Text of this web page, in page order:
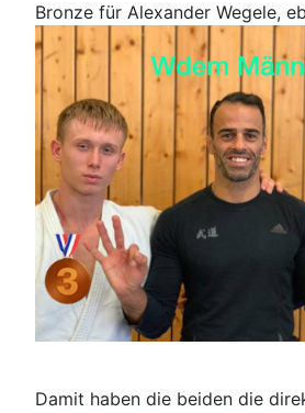
Bronze für Alexander Wegele,
Damit haben die beiden die